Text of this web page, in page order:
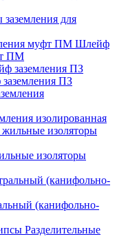
для
Шлейф
ПМ
ПЗ
изолированная
изоляторы
(канифольно-
Разделительные